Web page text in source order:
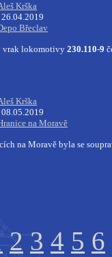
Krška
26.04.2019
Břeclav
vrak lokomotivy230.110-9
Krška
08.05.2019
na Moravě
na Moravě byla se
2 3 4 5 6